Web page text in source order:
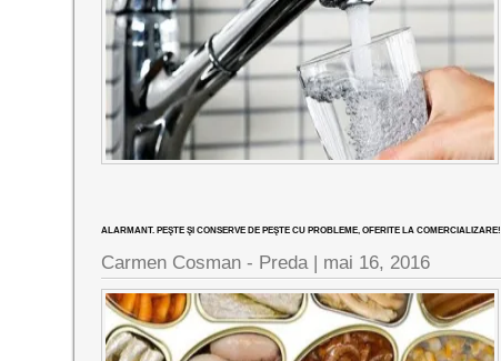
ALARMANT. PEŞTE ŞI CONSERVE DE PEŞTE CU PROBLEME, OFERITE LA COMERCIALIZARE!
Carmen Cosman - Preda | mai 16, 2016